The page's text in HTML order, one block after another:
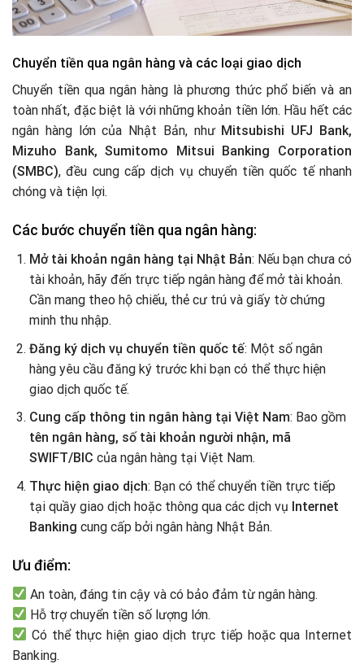
Chuyển tiền qua ngân hàng và các loại giao dịch
Chuyển tiền qua ngân hàng là phương thức phổ biến và an
toàn nhất, đặc biệt là với những khoản tiền lớn. Hầu hết các
ngân hàng lớn của Nhật Bản, như Mitsubishi UFJ Bank,
Mizuho Bank, Sumitomo Mitsui Banking Corporation
(SMBC), đều cung cấp dịch vụ chuyển tiền quốc tế nhanh
chóng và tiện lợi.
Các bước chuyển tiền qua ngân hàng:
Mở tài khoản ngân hàng tại Nhật Bản: Nếu bạn chưa có
tài khoản, hãy đến trực tiếp ngân hàng để mở tài khoản.
Cần mang theo hộ chiếu, thẻ cư trú và giấy tờ chứng
minh thu nhập.
Đăng ký dịch vụ chuyển tiền quốc tế: Một số ngân
hàng yêu cầu đăng ký trước khi bạn có thể thực hiện
giao dịch quốc tế.
Cung cấp thông tin ngân hàng tại Việt Nam: Bao gồm
tên ngân hàng, số tài khoản người nhận, mã
SWIFT/BIC của ngân hàng tại Việt Nam.
Thực hiện giao dịch: Bạn có thể chuyển tiền trực tiếp
tại quầy giao dịch hoặc thông qua các dịch vụ Internet
Banking cung cấp bởi ngân hàng Nhật Bản.
Ưu điểm:
An toàn, đáng tin cậy và có bảo đảm từ ngân hàng.
Hỗ trợ chuyển tiền số lượng lớn.
Có thể thực hiện giao dịch trực tiếp hoặc qua Internet
Banking.